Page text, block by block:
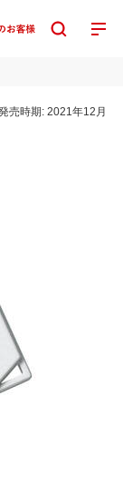
売時期:2021年12月